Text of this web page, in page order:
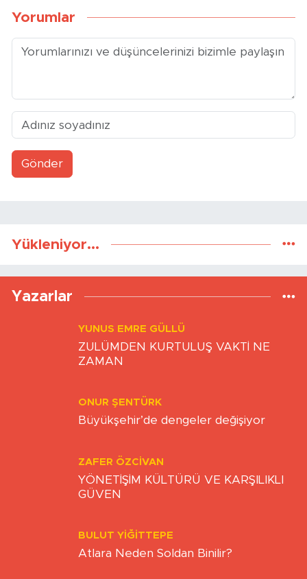
Yorumlar
Gönder
Yükleniyor...
Yazarlar
YUNUS EMRE GÜLLÜ
ZULÜMDEN KURTULUŞ VAKTİ NE
ZAMAN
ONUR ŞENTÜRK
Büyükşehir’de dengeler değişiyor
ZAFER ÖZCIVAN
YÖNETİŞİM KÜLTÜRÜ VE KARŞILIKLI
GÜVEN
BULUT YİĞİTTEPE
Atlara Neden Soldan Binilir?